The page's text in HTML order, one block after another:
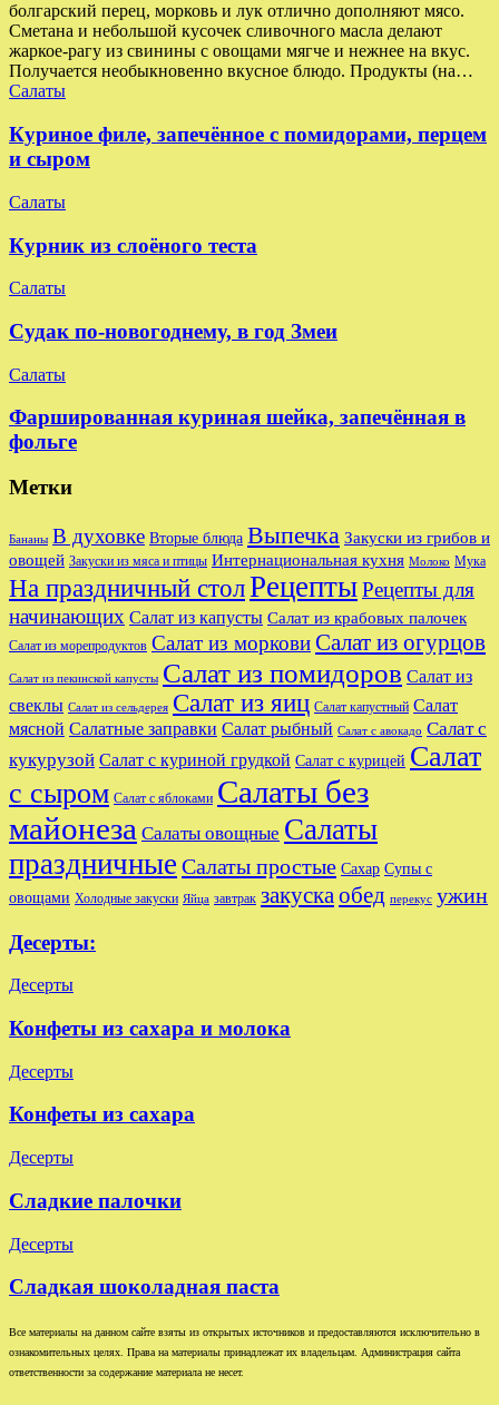
болгарский перец, морковь и лук отлично дополняют мясо.
Сметана и небольшой кусочек сливочного масла делают
жаркое-рагу из свинины с овощами мягче и нежнее на вкус.
Получается необыкновенно вкусное блюдо. Продукты (на…
Салаты
Куриное филе, запечённое с помидорами, перцем
и сыром
Салаты
Курник из слоёного теста
Салаты
Судак по-новогоднему, в год Змеи
Салаты
Фаршированная куриная шейка, запечённая в
фольге
Метки
Бананы В духовке Вторые блюда Выпечка Закуски из грибов и
овощей Закуски из мяса и птицы Интернациональная кухня Молоко Мука
На праздничный столРецептыРецепты для
начинающих Салат из капусты Салат из крабовых палочек
Салат из морепродуктов Салат из морковиСалат из огурцов
Салат из пекинской капусты Салат из помидоров Салат из
свеклы Салат из сельдерея Салат из яиц Салат капустный Салат
мясной Салатные заправки Салат рыбный Салат с авокадо Салат с
кукурузой Салат с куриной грудкой Салат с курицей Салат
с сыром Салат с яблоками Салаты без
майонеза Салаты овощные Салаты
праздничные Салаты простые Сахар Супы с
овощами Холодные закуски Яйца завтрак закускаобед перекус ужин
Десерты:
Десерты
Конфеты из сахара и молока
Десерты
Конфеты из сахара
Десерты
Сладкие палочки
Десерты
Сладкая шоколадная паста
Все материалы на данном сайте взяты из открытых источников и предоставляются исключительно в
ознакомительных целях. Права на материалы принадлежат их владельцам. Администрация сайта
ответственности за содержание материала не несет.